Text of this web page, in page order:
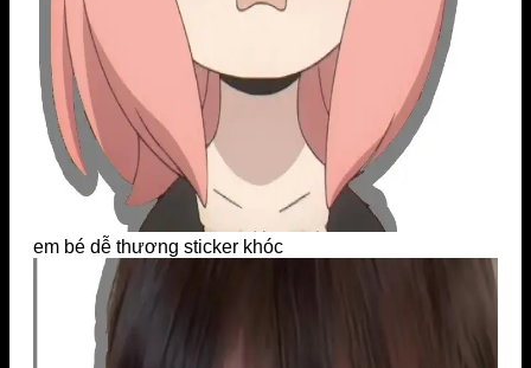
em bé dễ thương sticker khóc